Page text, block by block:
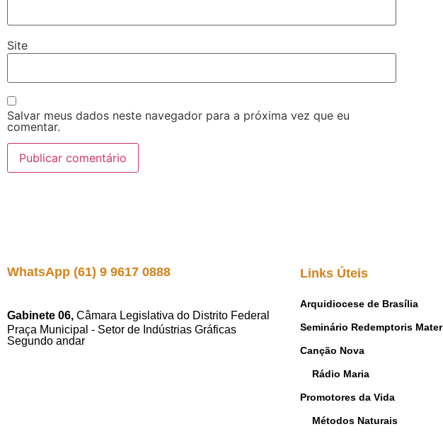
Site
Salvar meus dados neste navegador para a próxima vez que eu
comentar.
WhatsApp (61) 9 9617 0888
Gabinete 06, Câmara Legislativa do Distrito Federal
Praça Municipal - Setor de Indústrias Gráficas
Segundo andar
Links Úteis
Arquidiocese de Brasília
Seminário Redemptoris Mater
Canção Nova
Rádio Maria
Promotores da Vida
Métodos Naturais